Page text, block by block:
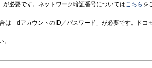
必要です。ネットワーク暗証番号についてはこちら を
は「dアカウントのID／パスワード」が必要です。ドコ
。